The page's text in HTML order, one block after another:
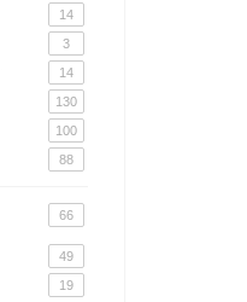
14
3
14
130
100
88
66
49
19